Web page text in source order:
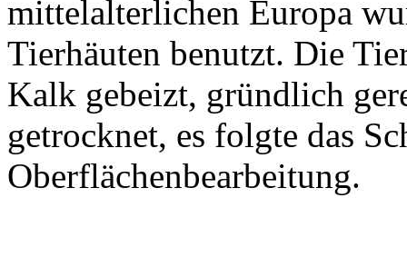
mittelalterlichen Europa
Tierhäuten benutzt. Die
Kalk gebeizt, gründlich
getrocknet, es folgte das
Oberflächenbearbeitung.